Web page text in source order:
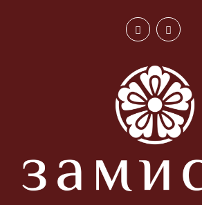
ВЕСТИ
„Кажи си ја
„Замисли“ и во